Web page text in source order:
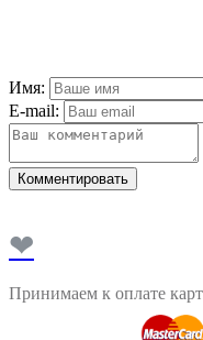
Имя:
E-mail:
Комментировать
❤
Принимаем к оплате